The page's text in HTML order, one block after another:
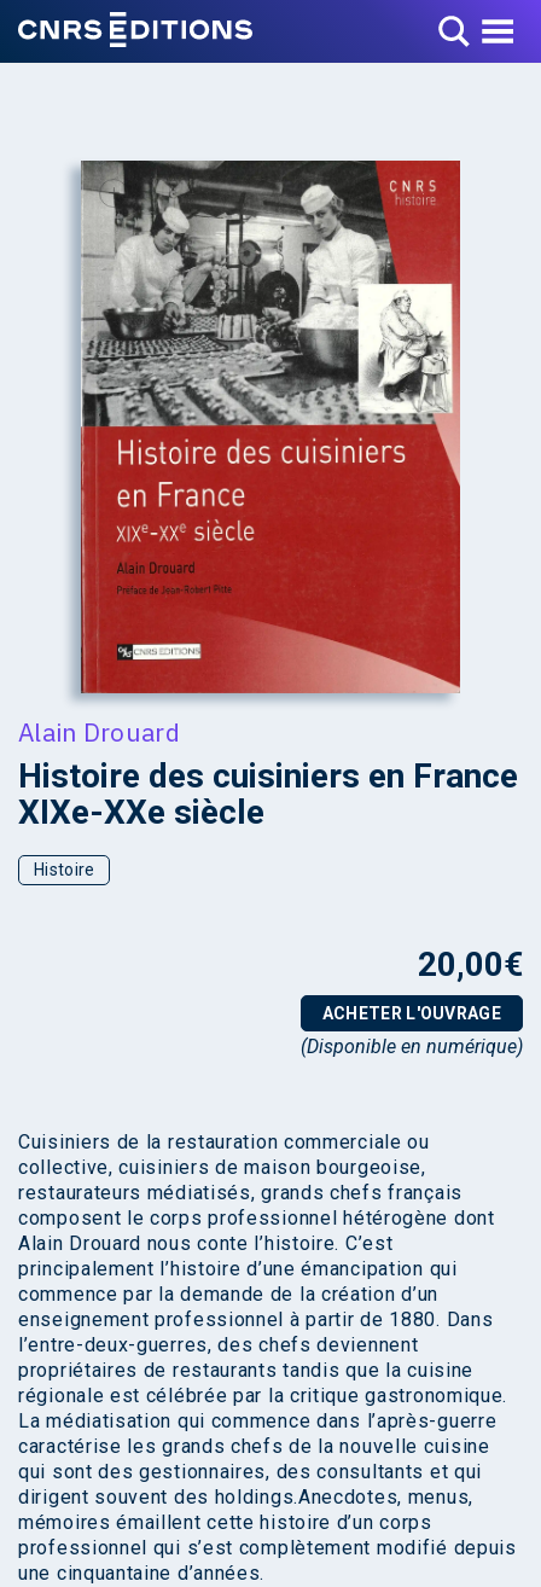
Toggle Menu
+
Alain Drouard
Histoire des cuisiniers en France
XIXe-XXe siècle
Histoire
20,00€
ACHETER L'OUVRAGE
(Disponible en numérique)
Cuisiniers de la restauration commerciale ou
collective, cuisiniers de maison bourgeoise,
restaurateurs médiatisés, grands chefs français
composent le corps professionnel hétérogène dont
Alain Drouard nous conte l’histoire. C’est
principalement l’histoire d’une émancipation qui
commence par la demande de la création d’un
enseignement professionnel à partir de 1880. Dans
l’entre-deux-guerres, des chefs deviennent
propriétaires de restaurants tandis que la cuisine
régionale est célébrée par la critique gastronomique.
La médiatisation qui commence dans l’après-guerre
caractérise les grands chefs de la nouvelle cuisine
qui sont des gestionnaires, des consultants et qui
dirigent souvent des holdings.Anecdotes, menus,
mémoires émaillent cette histoire d’un corps
professionnel qui s’est complètement modifié depuis
une cinquantaine d’années.